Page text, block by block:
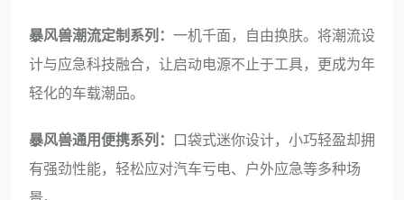
暴风兽潮流定制系列： 一机千面，自由换肤。将潮流设
计与应急科技融合，让启动电源不止于工具，更成为年
轻化的车载潮品。
暴风兽通用便携系列： 口袋式迷你设计，小巧轻盈却拥
有强劲性能，轻松应对汽车亏电、户外应急等多种场